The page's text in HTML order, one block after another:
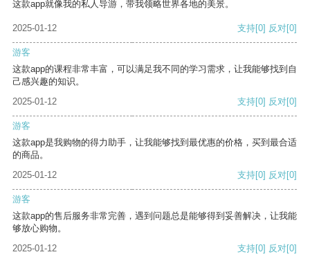
这款app就像我的私人导游，带我领略世界各地的美景。
2025-01-12 支持[0] 反对[0]
游客
这款app的课程非常丰富，可以满足我不同的学习需求，让我能够找到自
己感兴趣的知识。
2025-01-12
支持[0] 反对[0]
游客
这款app是我购物的得力助手，让我能够找到最优惠的价格，买到最合适
的商品。
2025-01-12
支持[0] 反对[0]
游客
这款app的售后服务非常完善，遇到问题总是能够得到妥善解决，让我能
够放心购物。
2025-01-12
支持[0] 反对[0]